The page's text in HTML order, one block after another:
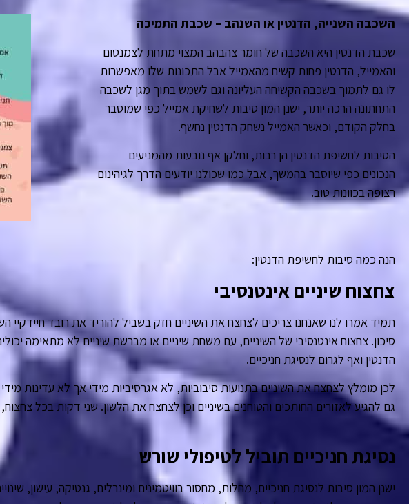
השכבה השנייה, הדנטין או השנהב – שכבת התמיכה
שכבת הדנטין היא השכבה של חומר צהבהב המצוי מתחת לצמנטום
והאמייל, הדנטין פחות קשיח מהאמייל אבל התכונות שלו מאפשרות
לו גם לתמוך בשכבה הקשיחה העליונה וגם לשמש בתוך מגן לשכבה
התחתונה הרכה יותר, ישנן המון סיבות לשחיקת אמייל כפי שמוסבר
בחלק הקודם, וכאשר האמייל נשחק הדנטין נחשף.
הסיבות לחשיפת הדנטין הן רבות, וחלקן אף נובעות מהמניעים
הנכונים כפי שיוסבר בהמשך, אבל כמו שכולנו יודעים הדרך לגיהינום
רצופה בכוונות טוב.
הנה כמה סיבות לחשיפת הדנטין:
צחצוח שיניים אינטנסיבי
תמיד אמרו לנו שאנחנו צריכים לצחצח את השיניים חזק בשביל להוריד את רובד
סיכון. צחצוח אינטנסיבי של השיניים, עם משחת שיניים או מברשת שיניים לא מתאימה
הדנטין ואף לגרום לנסיגת חניכיים.
לכן מומלץ לצחצח את השיניים בתנועות סיבוביות, לא אגרסיביות מידי אך לא עדינות
גם להגיע לאזורים החותכים והטוחנים בשיניים וכן לצחצח את הלשון. שני דקות בכל
נסיגת חניכיים תוביל לטיפולי שורש
ישנן המון סיבות לנסיגת חניכיים, מחלות, מחסור בוויטמינים ומינרלים, גנטיקה, עישון,